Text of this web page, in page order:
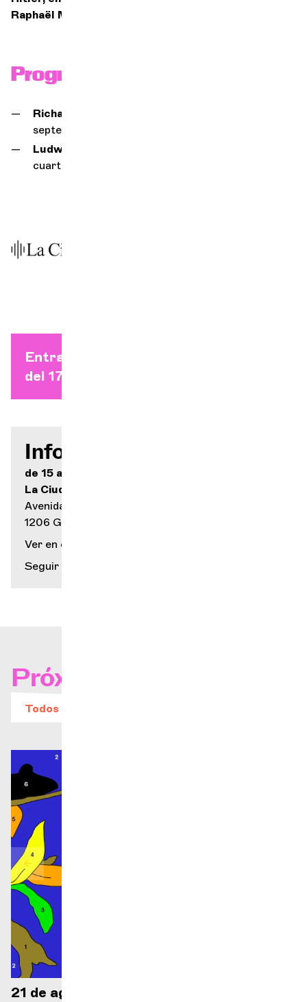
Raphaël Merlin
Programa
Richard Strauss,
septeto)
Ludwig van Beethoven,
cuarteto con piano de Ferdinand Ries)
Entradas individuales a partir
del 17 de agosto
Información práctica
de 15 a 45
La Ciudad Azul
Avenida de Miremont, 46
1206 Ginebra
Ver en el mapa
Seguir leyendo
Próximos conciertos
Todos los eventos
21 de agosto de 2026 — 21:00